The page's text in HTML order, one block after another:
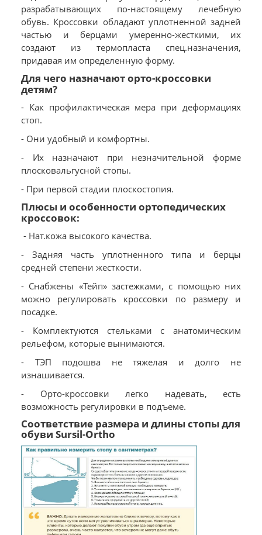
разрабатывающих по-настоящему лечебную
обувь. Кроссовки обладают уплотненной задней
частью и берцами умеренно-жесткими, их
создают из термопласта спец.назначения,
придавая им определенную форму.
Для чего назначают орто-кроссовки
детям?
- Как профилактическая мера при деформациях
стоп.
- Они удобный и комфортны.
- Их назначают при незначительной форме
плосковальгусной стопы.
- При первой стадии плоскостопия.
Плюсы и особенности ортопедических
кроссовок:
- Нат.кожа высокого качества.
- Задняя часть уплотненного типа и берцы
средней степени жесткости.
- Снабжены «Тейп» застежками, с помощью них
можно регулировать кроссовки по размеру и
посадке.
- Комплектуются стельками с анатомическим
рельефом, которые вынимаются.
- ТЭП подошва не тяжелая и долго не
изнашивается.
- Орто-кроссовки легко надевать, есть
возможность регулировки в подъеме.
Соответствие размера и длины стопы для
обуви Sursil-Ortho